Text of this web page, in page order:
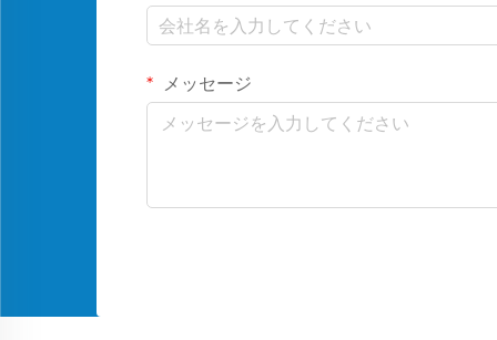
メッセージ